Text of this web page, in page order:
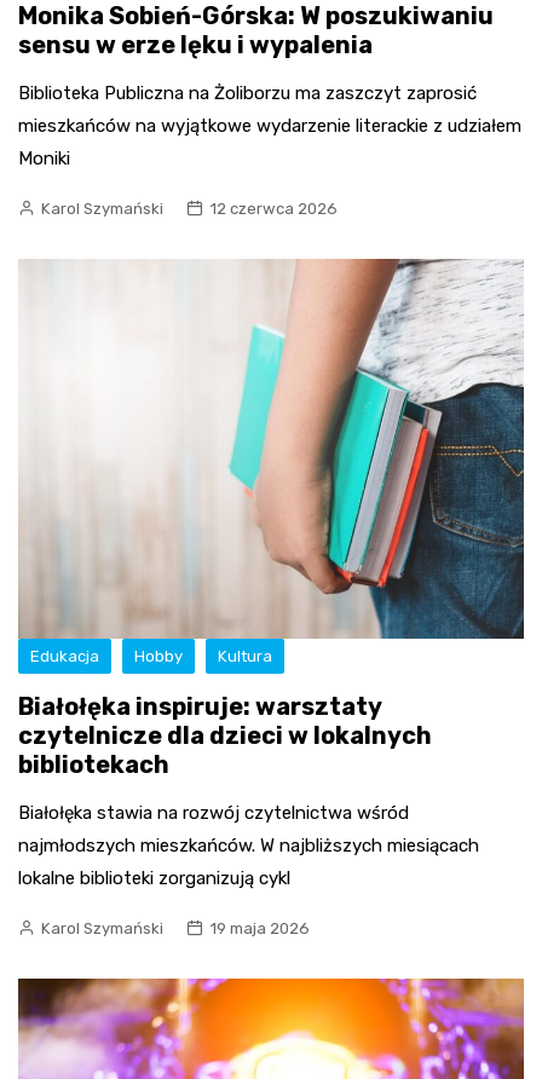
Monika Sobień-Górska: W poszukiwaniu
sensu w erze lęku i wypalenia
Biblioteka Publiczna na Żoliborzu ma zaszczyt zaprosić
mieszkańców na wyjątkowe wydarzenie literackie z udziałem
Moniki
Karol Szymański 12 czerwca 2026
Edukacja Hobby Kultura
Białołęka inspiruje: warsztaty
czytelnicze dla dzieci w lokalnych
bibliotekach
Białołęka stawia na rozwój czytelnictwa wśród
najmłodszych mieszkańców. W najbliższych miesiącach
lokalne biblioteki zorganizują cykl
Karol Szymański 19 maja 2026